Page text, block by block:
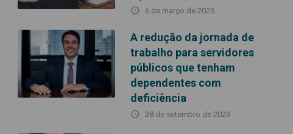
access_time 6 de março de 2025
A redução da jornada de
trabalho para servidores
públicos que tenham
dependentes com
deficiência
access_time 28 de setembro de 2023